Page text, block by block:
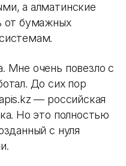
а алматинские
от бумажных
Мне очень повезло с
До сих пор
— российская
Но это полностью
с нуля